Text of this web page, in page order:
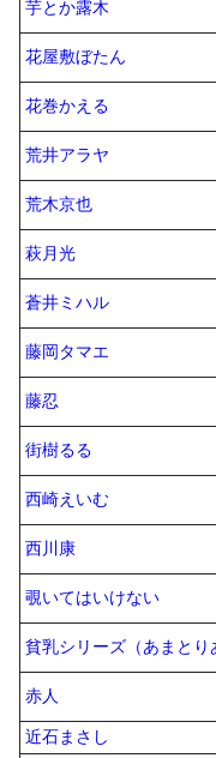
芋とか露木
花屋敷ぼたん
花巻かえる
荒井アラヤ
荒木京也
萩月光
蒼井ミハル
藤岡タマエ
藤忍
街樹るる
西崎えいむ
西川康
覗いてはいけない
貧乳シリーズ（あまとり
赤人
近石まさし